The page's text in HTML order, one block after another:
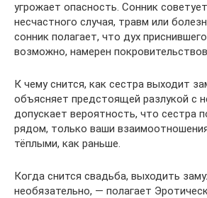
угрожает опасность. Сонник
несчастного случая, травм или
сонник полагает, что дух
возможно, намерен
К чему снится, как сестра выходит
объясняет предстоящей разлукой с
допускает вероятность, что сестра
рядом, только ваши
тёплыми, как раньше.
Когда снится свадьба, выходить
необязательно, — полагает